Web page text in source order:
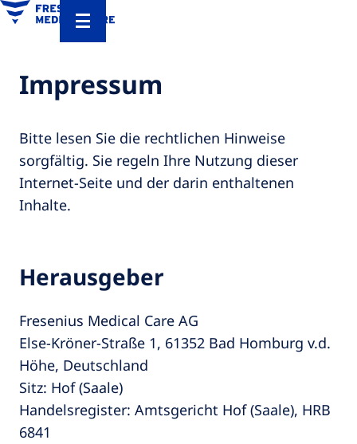
Impressum
Bitte lesen Sie die rechtlichen Hinweise
sorgfältig. Sie regeln Ihre Nutzung dieser
Internet-Seite und der darin enthaltenen
Inhalte.
Herausgeber
Fresenius Medical Care AG
Else-Kröner-Straße 1, 61352 Bad Homburg v.d.
Höhe, Deutschland
Sitz: Hof (Saale)
Handelsregister: Amtsgericht Hof (Saale), HRB
6841